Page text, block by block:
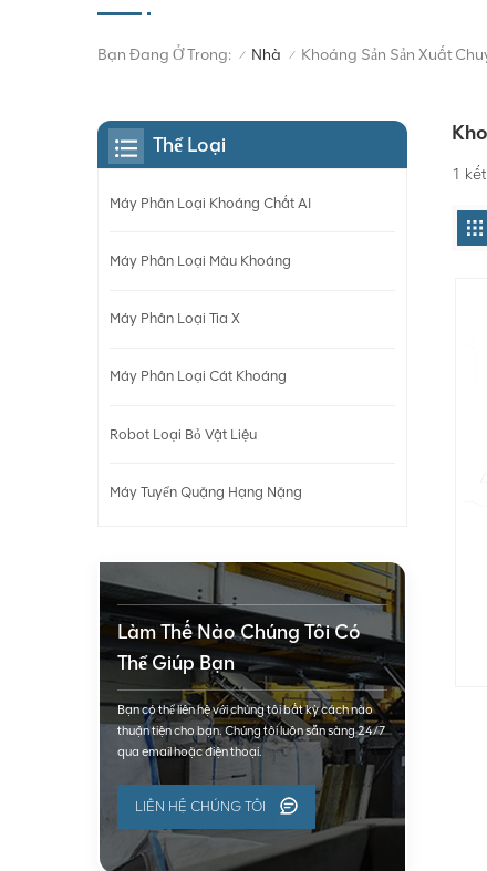
Bạn Đang Ở Trong: / Nhà / Khoáng Sản Sản Xuất
1
Thể Loại
Máy Phân Loại Khoáng Chất AI
Máy Phân Loại Màu Khoáng
Máy Phân Loại Tia X
Máy Phân Loại Cát Khoáng
Robot Loại Bỏ Vật Liệu
Máy Tuyển Quặng Hạng Nặng
Làm Thế Nào Chúng Tôi Có
Thể Giúp Bạn
Bạn có thể liên hệ với chúng tôi bất kỳ cách nào
thuận tiện cho bạn. Chúng tôi luôn sẵn sàng 24/7
qua email hoặc điện thoại.
LIÊN HỆ CHÚNG TÔI